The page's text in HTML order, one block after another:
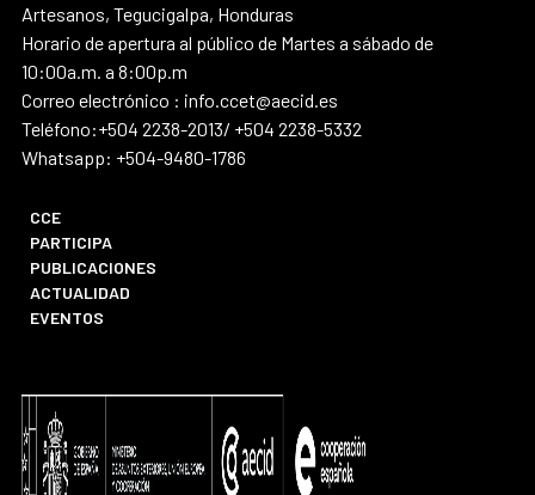
Artesanos, Tegucigalpa, Honduras
Horario de apertura al público de Martes a sábado de
10:00a.m. a 8:00p.m
Correo electrónico : info.ccet@aecid.es
Teléfono:+504 2238-2013/ +504 2238-5332
Whatsapp: +504-9480-1786
CCE
PARTICIPA
PUBLICACIONES
ACTUALIDAD
EVENTOS